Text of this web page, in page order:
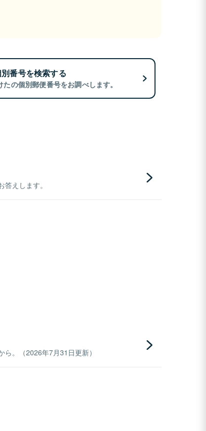
番号を検索する
の個別郵便番号をお調べします。
えします。
。（2026年7月31日更新）